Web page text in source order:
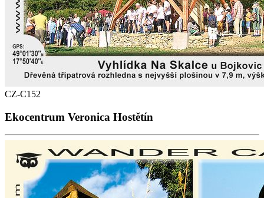
CZ-C152
Ekocentrum Veronica Hostětín